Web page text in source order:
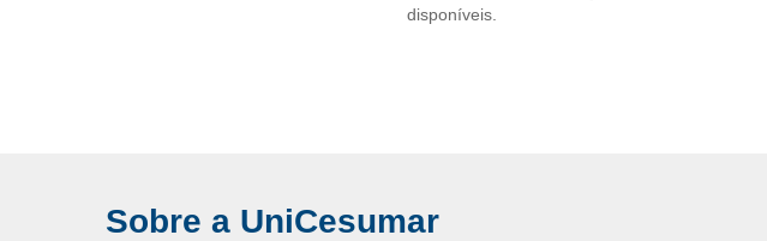
disponíveis.
Sobre a UniCesumar